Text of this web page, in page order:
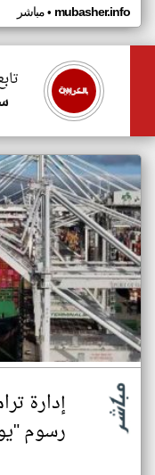
مباشر• mubasher.info
رسوم